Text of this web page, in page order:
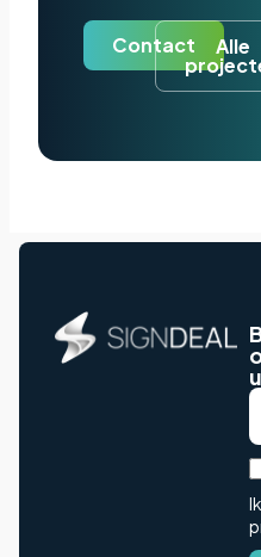
Contact Alle